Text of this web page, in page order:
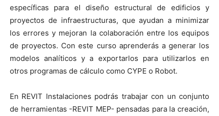
específicas para el diseño estructural de edificios y
proyectos de infraestructuras, que ayudan a minimizar
los errores y mejoran la colaboración entre los equipos
de proyectos. Con este curso aprenderás a generar los
modelos analíticos y a exportarlos para utilizarlos en
otros programas de cálculo como CYPE o Robot.
En REVIT Instalaciones podrás trabajar con un conjunto
de herramientas -REVIT MEP- pensadas para la creación,